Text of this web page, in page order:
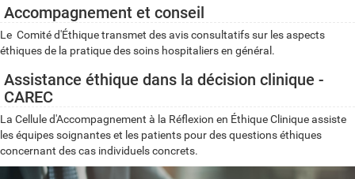
Accompagnement et conseil
Le Comité d'Éthique transmet des avis consultatifs sur les aspects
éthiques de la pratique des soins hospitaliers en général.
Assistance éthique dans la décision clinique ​ -
CAREC
La Cellule d'Accompagnement à la Réflexion en Éthique Clinique assiste
les équipes soignantes et les patients pour des questions éthiques
concernant des cas individuels concrets.